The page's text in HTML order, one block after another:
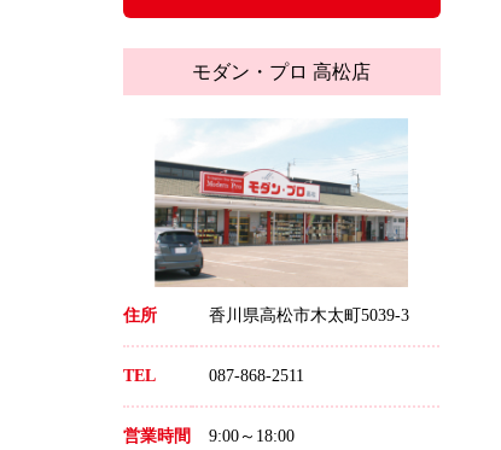
モダン・プロ 高松店
住所 香川県高松市木太町5039-3
TEL 087-868-2511
営業時間
9:00～18:00